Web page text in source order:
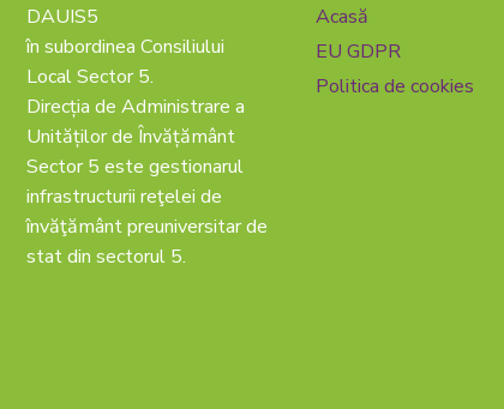
DAUIS5
în subordinea Consiliului
Local Sector 5.
Direcția de Administrare a
Unităților de Învățământ
Sector 5 este gestionarul
infrastructurii reţelei de
învăţământ preuniversitar de
stat din sectorul 5.
Acasă
EU GDPR
Politica de cookies